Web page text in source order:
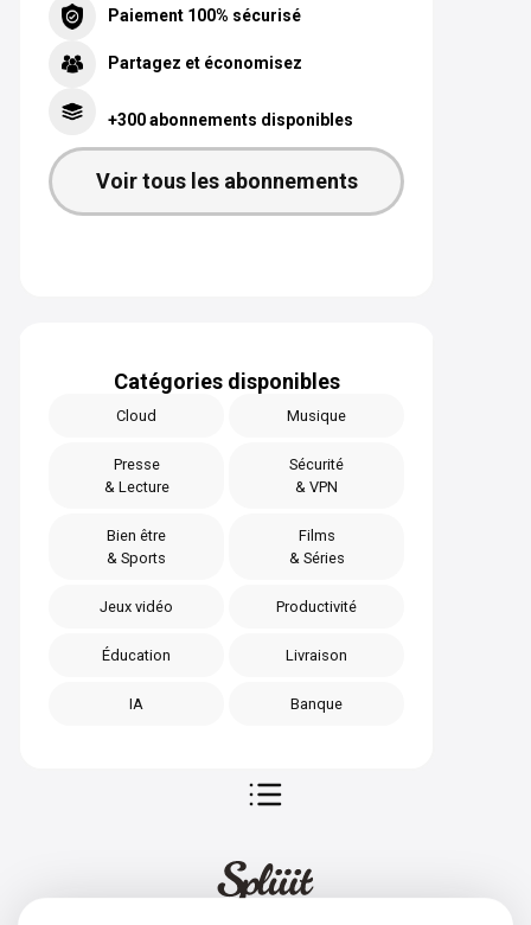
Paiement 100% sécurisé
Partagez et économisez
+300 abonnements disponibles
Voir tous les abonnements
Catégories disponibles
Cloud Musique
Presse
& Lecture
Sécurité
& VPN
Bien être
& Sports
Films
& Séries
Jeux vidéo Productivité
Éducation Livraison
IA Banque